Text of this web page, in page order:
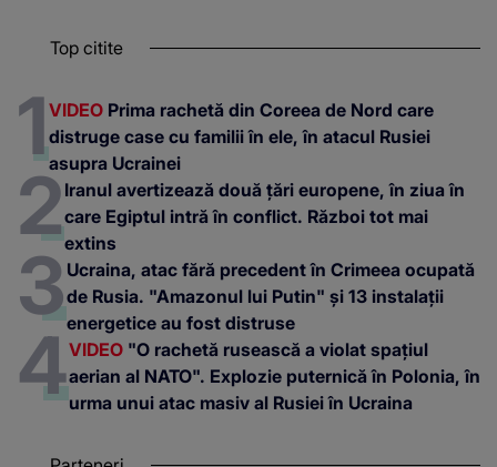
Top citite
VIDEO Prima rachetă din Coreea de Nord care
distruge case cu familii în ele, în atacul Rusiei
asupra Ucrainei
Iranul avertizează două țări europene, în ziua în
care Egiptul intră în conflict. Război tot mai
extins
Ucraina, atac fără precedent în Crimeea ocupată
de Rusia. "Amazonul lui Putin" și 13 instalații
energetice au fost distruse
VIDEO "O rachetă rusească a violat spațiul
aerian al NATO". Explozie puternică în Polonia, în
urma unui atac masiv al Rusiei în Ucraina